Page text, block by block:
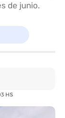
de junio.
HS